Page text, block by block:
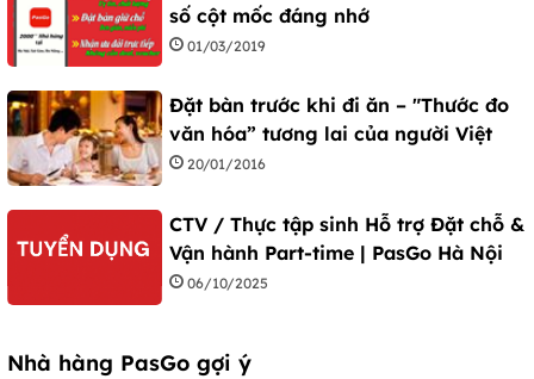
số cột mốc đáng nhớ
01/03/2019
Đặt bàn trước khi đi ăn – "Thước đo
văn hóa” tương lai của người Việt
20/01/2016
CTV / Thực tập sinh Hỗ trợ Đặt chỗ &
Vận hành Part-time | PasGo Hà Nội
06/10/2025
Nhà hàng PasGo gợi ý